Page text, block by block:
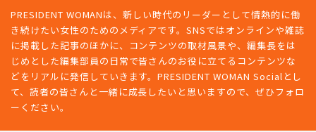
PRESIDENT WOMANは、新しい時代のリーダーとして情熱的に働
き続けたい女性のためのメディアです。SNSではオンラインや雑誌
に掲載した記事のほかに、コンテンツの取材風景や、編集長をは
じめとした編集部員の日常で皆さんのお役に立てるコンテンツな
どをリアルに発信していきます。PRESIDENT WOMAN Socialとし
て、読者の皆さんと一緒に成長したいと思いますので、ぜひフォロ
ーください。